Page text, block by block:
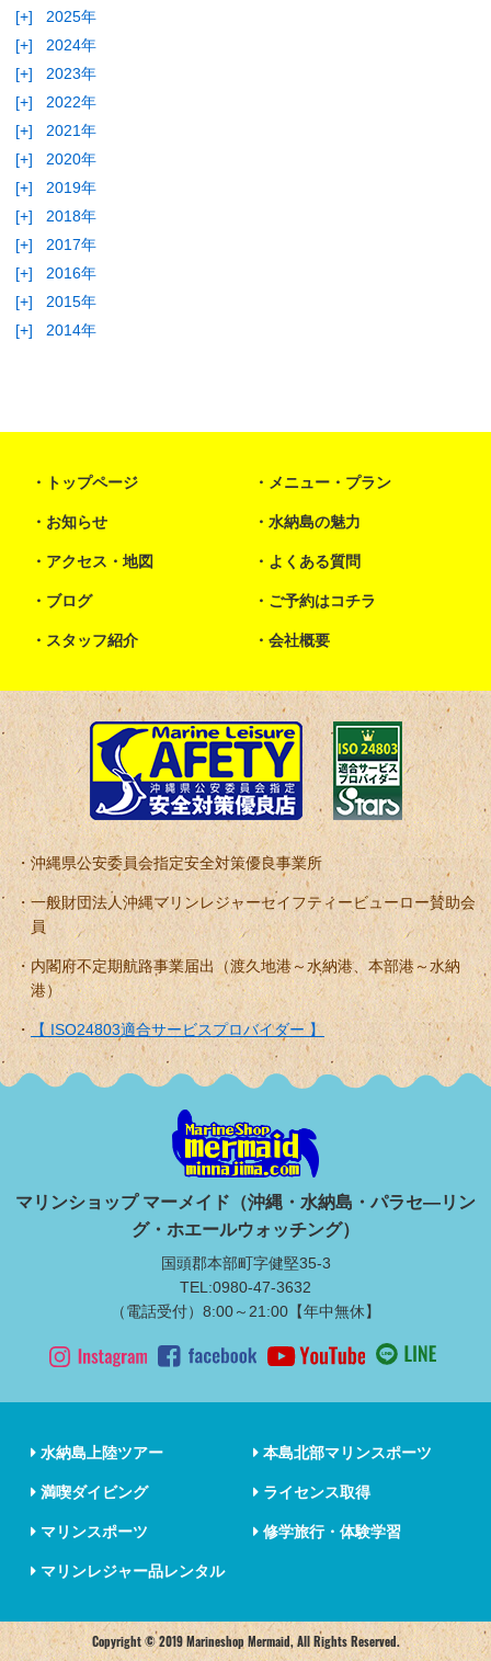
[+]
2025年
[+]
2024年
[+]
2023年
[+]
2022年
[+]
2021年
[+]
2020年
[+]
2019年
[+]
2018年
[+]
2017年
[+]
2016年
[+]
2015年
[+]
2014年
トップページ メニュー・プラン
お知らせ 水納島の魅力
アクセス・地図 よくある質問
ブログ ご予約はコチラ
スタッフ紹介 会社概要
沖縄県公安委員会指定安全対策優良事業所
一般財団法人沖縄マリンレジャーセイフティービューロー賛助会
員
内閣府不定期航路事業届出（渡久地港～水納港、本部港～水納
港）
【 ISO24803適合サービスプロバイダー 】
マリンショップ マーメイド（沖縄・水納島・パラセ―リン
グ・ホエールウォッチング）
国頭郡本部町字健堅35-3
TEL:0980-47-3632
（電話受付）8:00～21:00【年中無休】
水納島上陸ツアー 本島北部マリンスポーツ
満喫ダイビング ライセンス取得
マリンスポーツ 修学旅行・体験学習
マリンレジャー品レンタル
Copyright © 2019 Marineshop Mermaid, All Rights Reserved.